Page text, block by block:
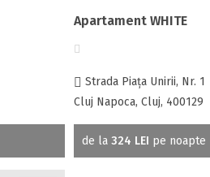
Apartament WHITE
Strada Piaţa Unirii, Nr. 1
Cluj Napoca, Cluj, 400129
de la 324 LEI pe noapte